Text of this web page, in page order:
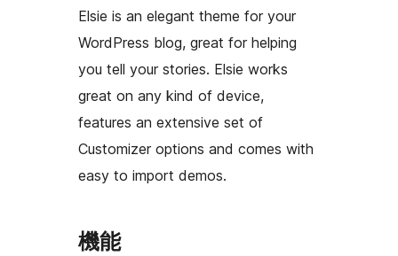
Elsie is an elegant theme for your
WordPress blog, great for helping
you tell your stories. Elsie works
great on any kind of device,
features an extensive set of
Customizer options and comes with
easy to import demos.
機能